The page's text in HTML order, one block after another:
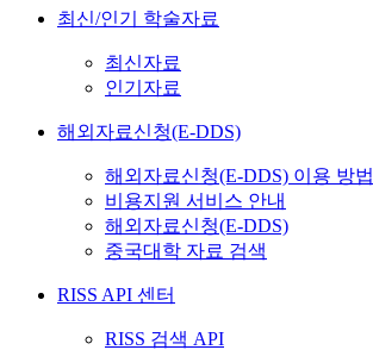
최신/인기 학술자료
최신자료
인기자료
해외자료신청(E-DDS)
해외자료신청(E-DDS) 이용 방법
비용지원 서비스 안내
해외자료신청(E-DDS)
중국대학 자료 검색
RISS API 센터
RISS 검색 API